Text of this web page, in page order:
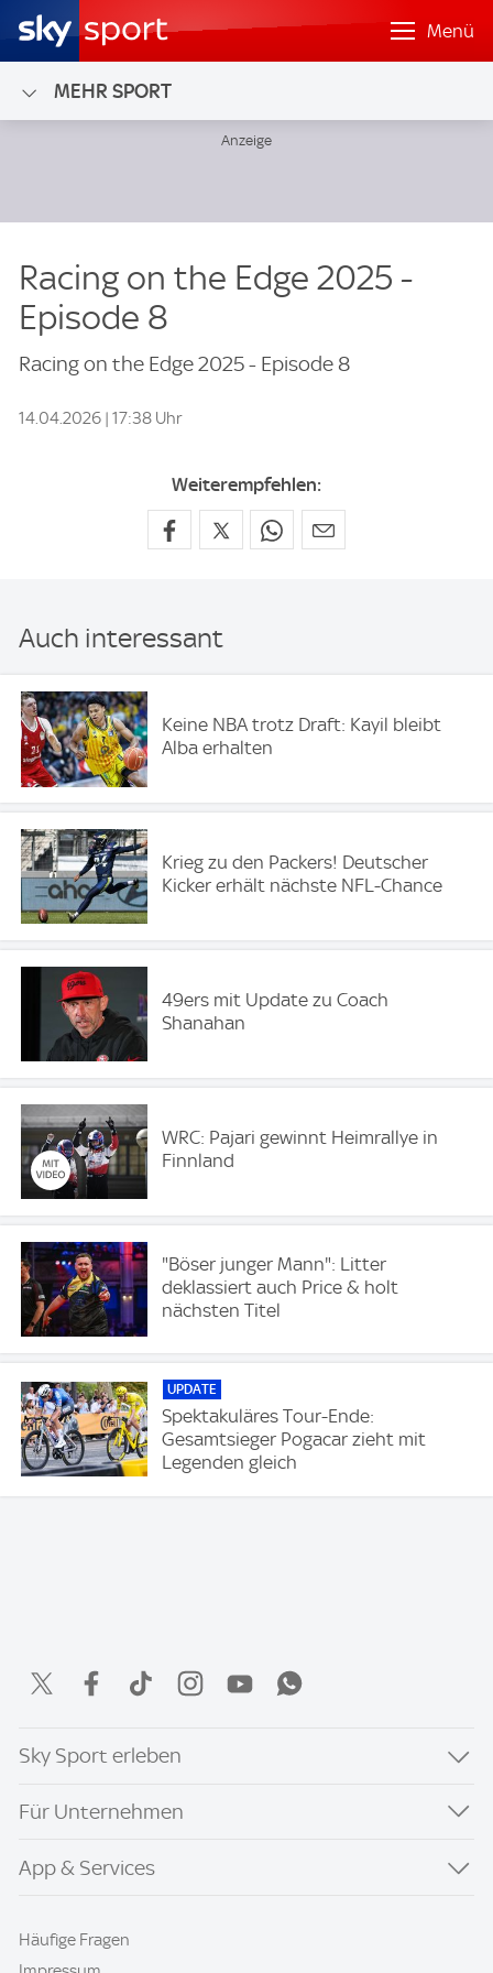
Menü
MEHR SPORT
Racing on the Edge 2025 -
Episode 8
Racing on the Edge 2025 - Episode 8
14.04.2026 | 17:38 Uhr
Weiterempfehlen:
Auch interessant
Keine NBA trotz Draft: Kayil bleibt
Alba erhalten
Krieg zu den Packers! Deutscher
Kicker erhält nächste NFL-Chance
49ers mit Update zu Coach
Shanahan
WRC: Pajari gewinnt Heimrallye in
Finnland
"Böser junger Mann": Litter
deklassiert auch Price & holt
nächsten Titel
UPDATE
Spektakuläres Tour-Ende:
Gesamtsieger Pogacar zieht mit
Legenden gleich
Sky Sport erleben
Für Unternehmen
App & Services
Häufige Fragen